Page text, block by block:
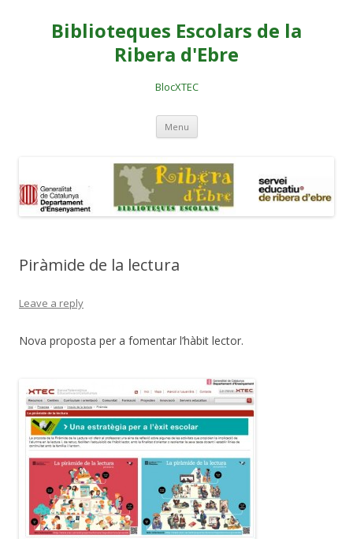
Biblioteques Escolars de la
Ribera d'Ebre
BlocXTEC
Menu Skip
content
Piràmide de la lectura
Leave a reply
Nova proposta per a fomentar l’hàbit lector.